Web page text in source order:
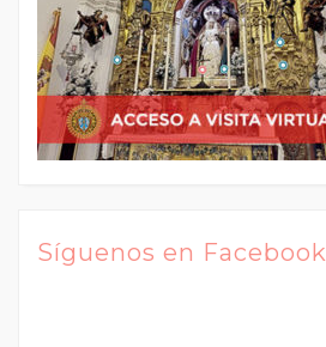
Síguenos en Facebook